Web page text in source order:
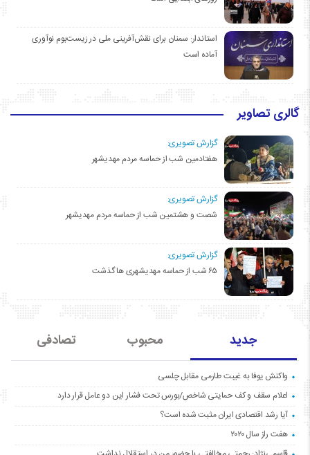
استاندار: سمنان برای نقش‌آفرینی ملی در زیست‌بوم نوآوری
آماده است
گالری تصاویر
گزارش تصویری:
هفتادمین شب از حماسه مردم مهدیشهر
گزارش تصویری:
شصت و هشتمین شب از حماسه مردم مهدیشهر
گزارش تصویری:
۶۵ شب از حماسه مهدیشهری ها گذشت
جدید محبوب تصادفی
واکنش یوفا به غیبت طارمی مقابل چلسی
اعلام سقف و کف حمایتی شاخص/بورس تحت فشار این دو عامل قرار دارد
آیا رشد اقتصادی ایران مثبت شده است؟
هفت راز سال ۲۰۲۰